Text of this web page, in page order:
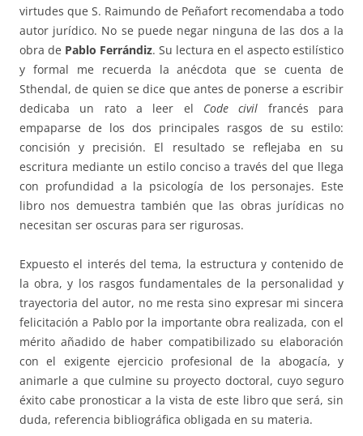
virtudes que S. Raimundo de Peñafort recomendaba a todo
autor jurídico. No se puede negar ninguna de las dos a la
obra de Pablo Ferrándiz. Su lectura en el aspecto estilístico
y formal me recuerda la anécdota que se cuenta de
Sthendal, de quien se dice que antes de ponerse a escribir
dedicaba un rato a leer el Code civil francés para
empaparse de los dos principales rasgos de su estilo:
concisión y precisión. El resultado se reflejaba en su
escritura mediante un estilo conciso a través del que llega
con profundidad a la psicología de los personajes. Este
libro nos demuestra también que las obras jurídicas no
necesitan ser oscuras para ser rigurosas.
Expuesto el interés del tema, la estructura y contenido de
la obra, y los rasgos fundamentales de la personalidad y
trayectoria del autor, no me resta sino expresar mi sincera
felicitación a Pablo por la importante obra realizada, con el
mérito añadido de haber compatibilizado su elaboración
con el exigente ejercicio profesional de la abogacía, y
animarle a que culmine su proyecto doctoral, cuyo seguro
éxito cabe pronosticar a la vista de este libro que será, sin
duda, referencia bibliográfica obligada en su materia.